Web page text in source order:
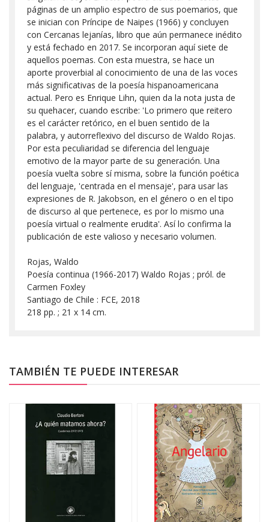
páginas de un amplio espectro de sus poemarios, que
se inician con Príncipe de Naipes (1966) y concluyen
con Cercanas lejanías, libro que aún permanece inédito
y está fechado en 2017. Se incorporan aquí siete de
aquellos poemas. Con esta muestra, se hace un
aporte proverbial al conocimiento de una de las voces
más significativas de la poesía hispanoamericana
actual. Pero es Enrique Lihn, quien da la nota justa de
su quehacer, cuando escribe: 'Lo primero que reitero
es el carácter retórico, en el buen sentido de la
palabra, y autorreflexivo del discurso de Waldo Rojas.
Por esta peculiaridad se diferencia del lenguaje
emotivo de la mayor parte de su generación. Una
poesía vuelta sobre sí misma, sobre la función poética
del lenguaje, 'centrada en el mensaje', para usar las
expresiones de R. Jakobson, en el género o en el tipo
de discurso al que pertenece, es por lo mismo una
poesía virtual o realmente erudita'. Así lo confirma la
publicación de este valioso y necesario volumen.
Rojas, Waldo
Poesía continua (1966-2017) Waldo Rojas ; pról. de
Carmen Foxley
Santiago de Chile : FCE, 2018
218 pp. ; 21 x 14 cm.
TAMBIÉN TE PUEDE INTERESAR